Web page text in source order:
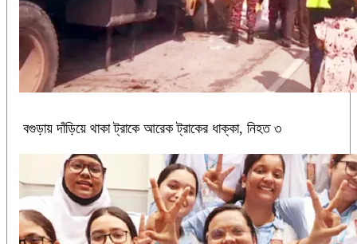
বগুড়ায় দাঁড়িয়ে থাকা ট্রাকে আরেক ট্রাকের ধাক্কা, নিহত ৩